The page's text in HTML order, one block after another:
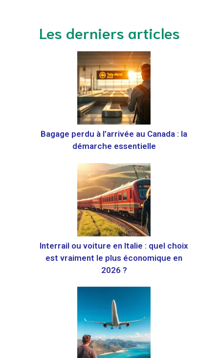
Les derniers articles
Bagage perdu à l’arrivée au Canada : la
démarche essentielle
Interrail ou voiture en Italie : quel choix
est vraiment le plus économique en
2026 ?